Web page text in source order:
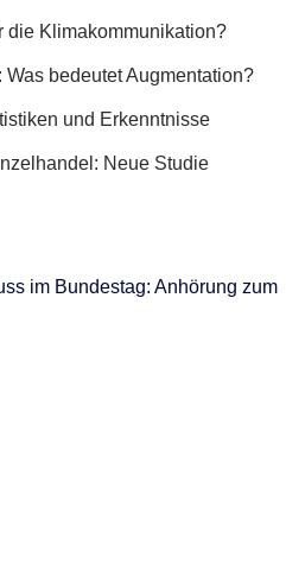
die Klimakommunikation?
bedeutet Augmentation?
und Erkenntnisse
Neue Studie
im Bundestag: Anhörung zum